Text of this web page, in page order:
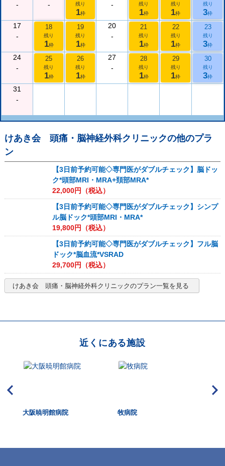
-
-
残り
1枠
-
残り
1枠
残り
1枠
残り
3枠
17
-
18
残り
1枠
19
残り
1枠
20
-
21
残り
1枠
22
残り
1枠
23
残り
3枠
24
-
25
残り
1枠
26
残り
1枠
27
-
28
残り
1枠
29
残り
1枠
30
残り
3枠
31
-
けあき会 頭痛・脳神経外科クリニックの他のプラ
ン
【3日前予約可能◇専門医がダブルチェック】脳ドッ
ク*頭部MRI・MRA+頚部MRA*
22,000円（税込）
【3日前予約可能◇専門医がダブルチェック】シンプ
ル脳ドック*頭部MRI・MRA*
19,800円（税込）
【3日前予約可能◇専門医がダブルチェック】フル脳
ドック*脳血流*VSRAD
29,700円（税込）
けあき会 頭痛・脳神経外科クリニックのプラン一覧を見る
近くにある施設
大阪暁明館病院 牧病院